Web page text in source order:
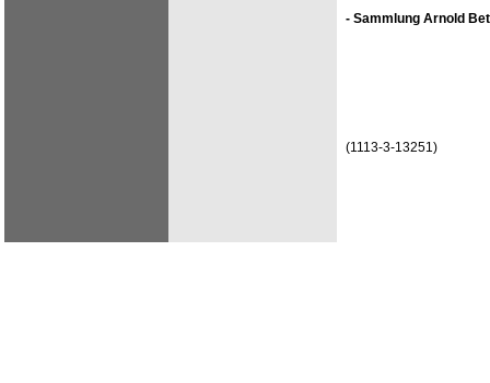
- Sammlung Arnold
(1113-3-13251)